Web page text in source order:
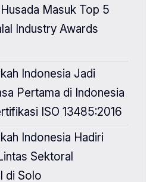
Masuk Top 5
Industry Awards
Indonesia Jadi
Pertama di Indonesia
ISO 13485:2016
Indonesia Hadiri
Sektoral
di Solo